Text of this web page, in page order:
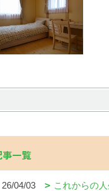
一覧
26/04/03 これからの